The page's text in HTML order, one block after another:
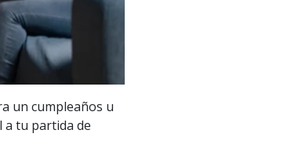
un cumpleaños u
a tu partida de